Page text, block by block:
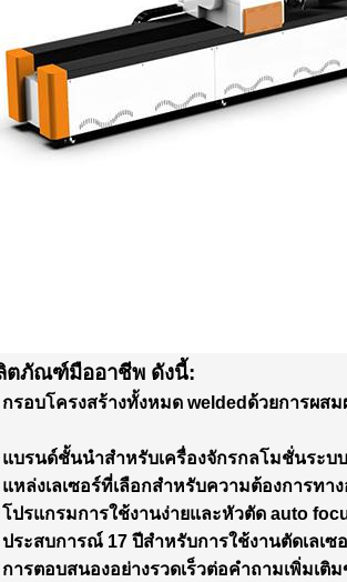
ตภัณฑ์มืออาชีพ ดังนี้:
กรอบโครงสร้างทั้งหมด welded ด้วยการผสม
แบรนด์ชั้นนําสําหรับเครื่องจักรกลโมชั่นระบ
แหล่งเลเซอร์ที่เลือกสําหรับความต้องการท
โปรแกรมการใช้งานง่ายและหัวตัด auto
ประสบการณ์ 17 ปีสําหรับการใช้งานตัดเลเ
การตอบสนองอย่างรวดเร็วต่อคําถามเพิ่มเ